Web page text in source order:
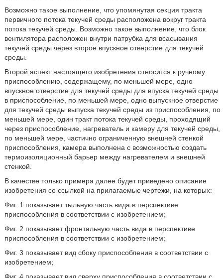
Возможно такое выполнение, что упомянутая секция тракта
первичного потока текучей среды расположена вокруг тракта
потока текучей среды. Возможно такое выполнение, что блок
вентилятора расположен внутри патрубка для всасывания
текучей среды через второе впускное отверстие для текучей
среды.
Второй аспект настоящего изобретения относится к ручному
приспособлению, содержащему, по меньшей мере, одно
впускное отверстие для текучей среды для впуска текучей среды
в приспособление, по меньшей мере, одно выпускное отверстие
для текучей среды выпуска текучей среды из приспособления, по
меньшей мере, один тракт потока текучей среды, проходящий
через приспособление, нагреватель и камеру для текучей среды,
по меньшей мере, частично ограниченную внешней стенкой
приспособления, камера выполнена с возможностью создать
термоизоляционный барьер между нагревателем и внешней
стенкой.
В качестве только примера далее будет приведено описание
изобретения со ссылкой на прилагаемые чертежи, на которых:
Фиг. 1 показывает тыльную часть вида в перспективе
приспособления в соответствии с изобретением;
Фиг. 2 показывает фронтальную часть вида в перспективе
приспособления в соответствии с изобретением;
Фиг. 3 показывает вид сбоку приспособления в соответствии с
изобретением;